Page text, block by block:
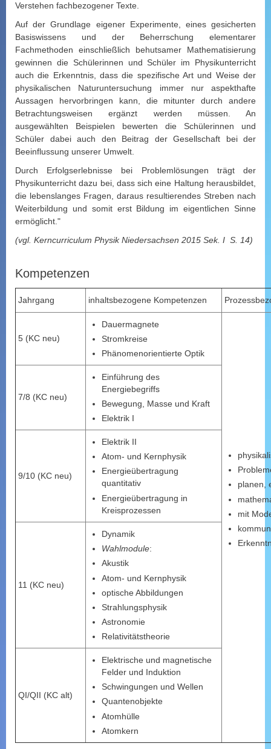
Verstehen fachbezogener Texte.
Auf der Grundlage eigener Experimente, eines gesicherten
Basiswissens und der Beherrschung elementarer
Fachmethoden einschließlich behutsamer Mathematisierung
gewinnen die Schülerinnen und Schüler im Physikunterricht
auch die Erkenntnis, dass die spezifische Art und Weise der
physikalischen Naturuntersuchung immer nur aspekthafte
Aussagen hervorbringen kann, die mitunter durch andere
Betrachtungsweisen ergänzt werden müssen. An
ausgewählten Beispielen bewerten die Schülerinnen und
Schüler dabei auch den Beitrag der Gesellschaft bei der
Beeinflussung unserer Umwelt.
Durch Erfolgserlebnisse bei Problemlösungen trägt der
Physikunterricht dazu bei, dass sich eine Haltung herausbildet,
die lebenslanges Fragen, daraus resultierendes Streben nach
Weiterbildung und somit erst Bildung im eigentlichen Sinne
ermöglicht."
(vgl. Kerncurriculum Physik Niedersachsen 2015 Sek. I S. 14)
Kompetenzen
Jahrgang inhaltsbezogene Kompetenzen
5 (KC neu)
Dauermagnete
Stromkreise
Phänomenorientierte Optik
planen,
mit
7/8 (KC neu)
Einführung des
Energiebegriffs
Bewegung, Masse und Kraft
Elektrik I
9/10 (KC neu)
Elektrik II
Atom- und Kernphysik
Energieübertragung
quantitativ
Energieübertragung in
Kreisprozessen
11 (KC neu)
Dynamik
Wahlmodule:
Akustik
Atom- und Kernphysik
optische Abbildungen
Strahlungsphysik
Astronomie
Relativitätstheorie
QI/QII (KC alt)
Elektrische und magnetische
Felder und Induktion
Schwingungen und Wellen
Quantenobjekte
Atomhülle
Atomkern